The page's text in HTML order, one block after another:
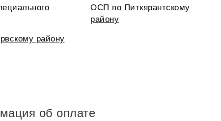
ОСП по Питкярантскому
району
району
об оплате